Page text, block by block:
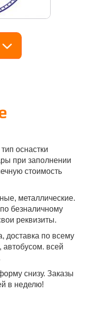
оснастки
при заполнении
стоимость
металлические.
безналичному
реквизиты.
доставка по всему
автобусом. всей
снизу. Заказы
в неделю!